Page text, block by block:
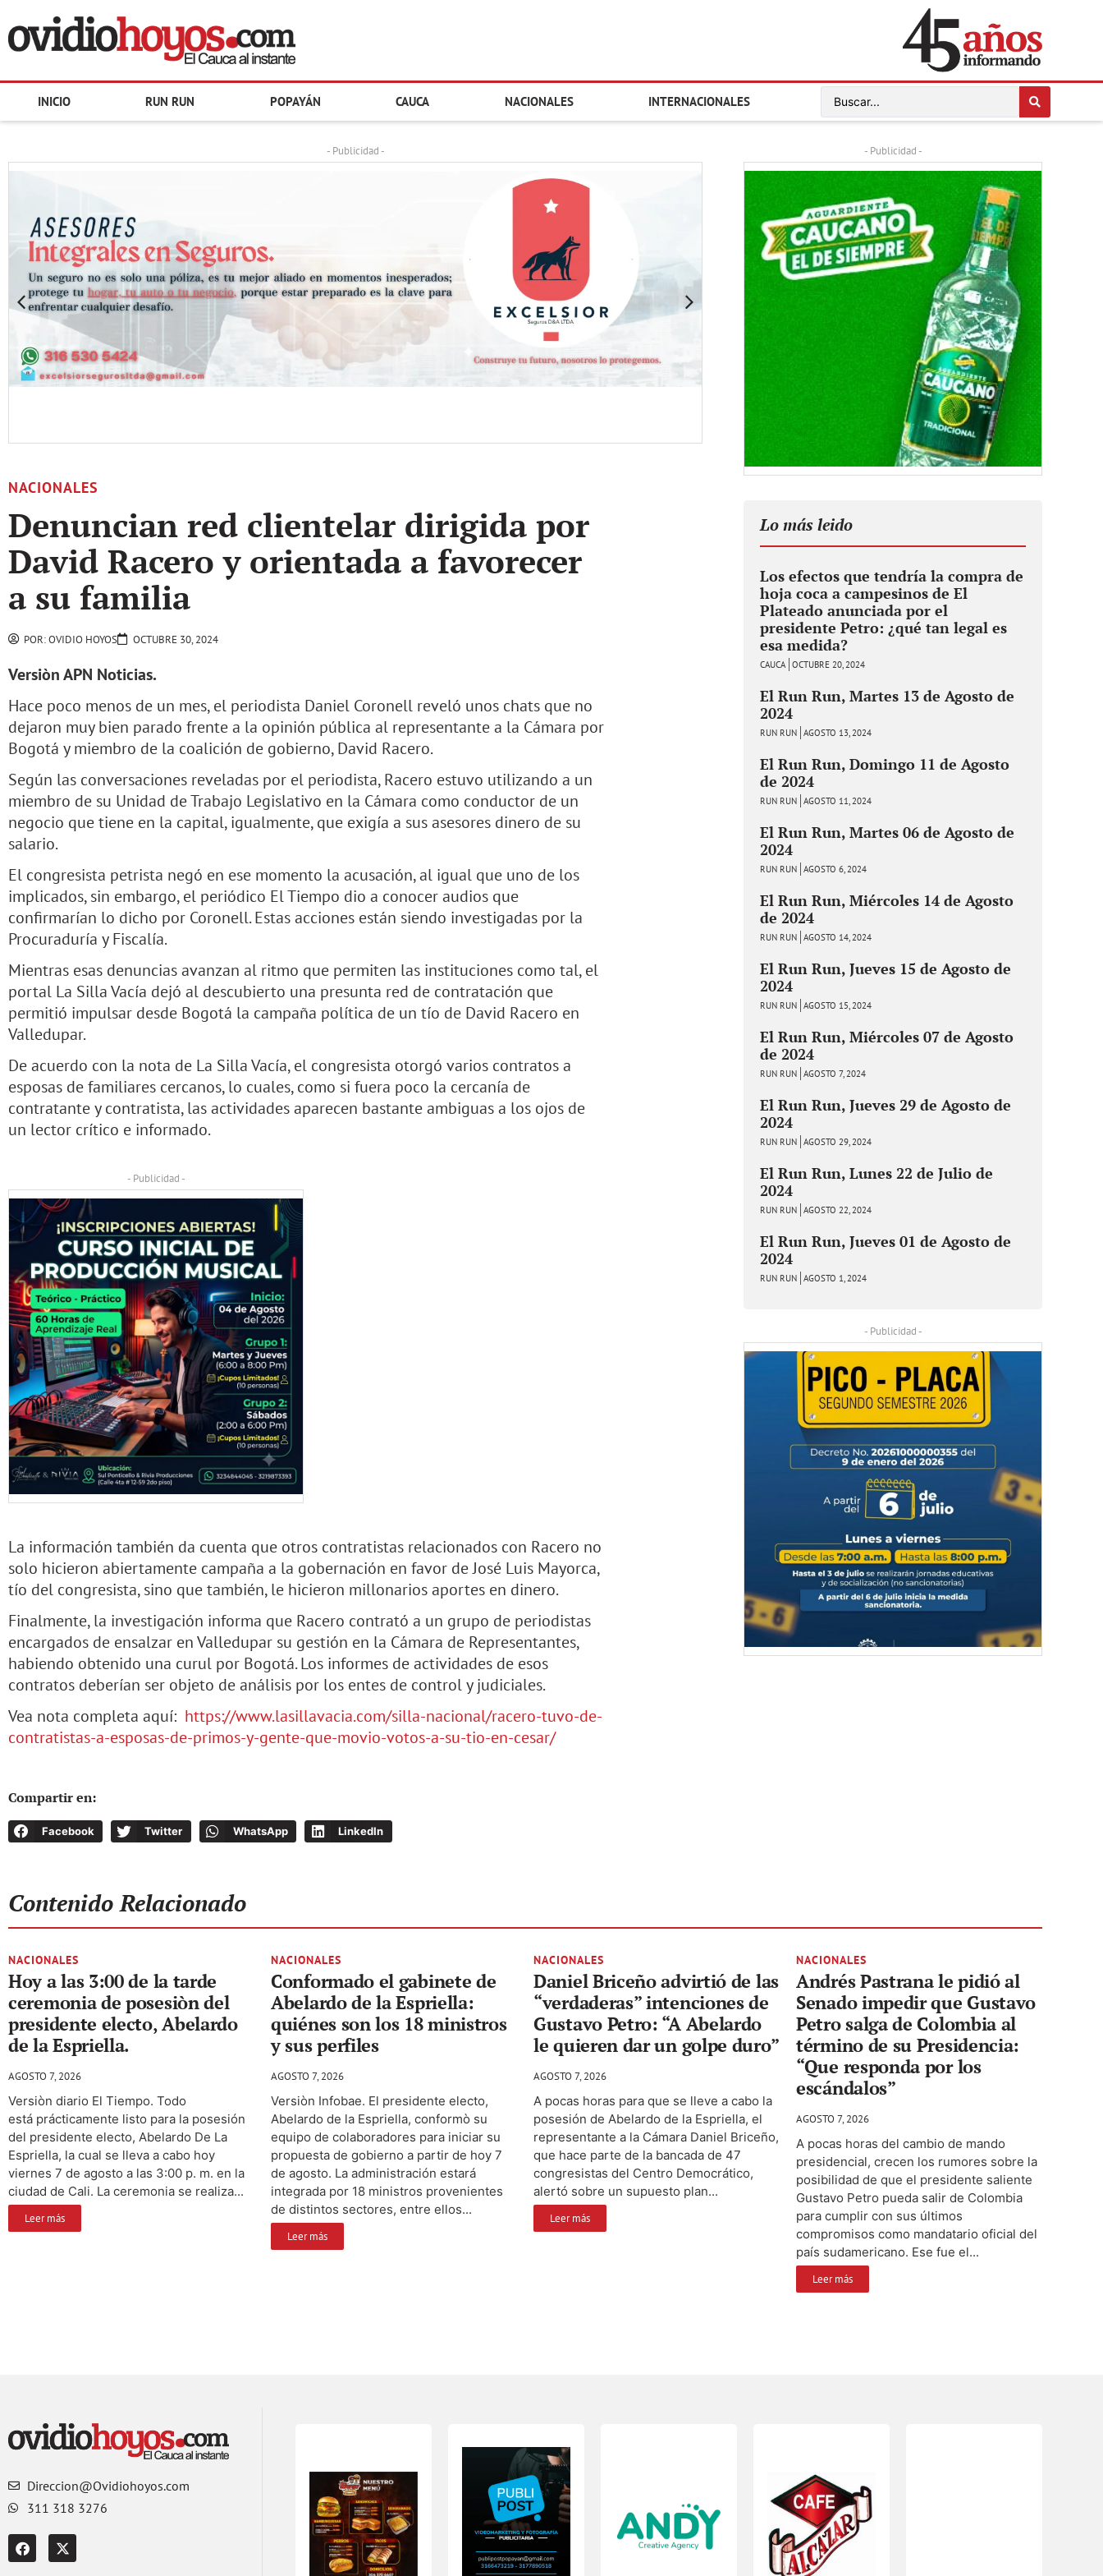
INICIO RUN RUN POPAYÁN CAUCA NACIONALES INTERNACIONALES
- Publicidad -
NACIONALES
Denuncian red clientelar dirigida por
David Racero y orientada a favorecer
a su familia
POR:OVIDIO HOYOS OCTUBRE 30, 2024
Versiòn APN Noticias.
Hace poco menos de un mes, el periodista Daniel Coronell reveló unos chats que no
dejaron muy bien parado frente a la opinión pública al representante a la Cámara por
Bogotá y miembro de la coalición de gobierno, David Racero.
Según las conversaciones reveladas por el periodista, Racero estuvo utilizando a un
miembro de su Unidad de Trabajo Legislativo en la Cámara como conductor de un
negocio que tiene en la capital, igualmente, que exigía a sus asesores dinero de su
salario.
El congresista petrista negó en ese momento la acusación, al igual que uno de los
implicados, sin embargo, el periódico El Tiempo dio a conocer audios que
confirmarían lo dicho por Coronell. Estas acciones están siendo investigadas por la
Procuraduría y Fiscalía.
Mientras esas denuncias avanzan al ritmo que permiten las instituciones como tal, el
portal La Silla Vacía dejó al descubierto una presunta red de contratación que
permitió impulsar desde Bogotá la campaña política de un tío de David Racero en
Valledupar.
De acuerdo con la nota de La Silla Vacía, el congresista otorgó varios contratos a
esposas de familiares cercanos, lo cuales, como si fuera poco la cercanía de
contratante y contratista, las actividades aparecen bastante ambiguas a los ojos de
un lector crítico e informado.
- Publicidad -
La información también da cuenta que otros contratistas relacionados con Racero no
solo hicieron abiertamente campaña a la gobernación en favor de José Luis Mayorca,
tío del congresista, sino que también, le hicieron millonarios aportes en dinero.
Finalmente, la investigación informa que Racero contrató a un grupo de periodistas
encargados de ensalzar en Valledupar su gestión en la Cámara de Representantes,
habiendo obtenido una curul por Bogotá. Los informes de actividades de esos
contratos deberían ser objeto de análisis por los entes de control y judiciales.
Vea nota completa aquí: https://www.lasillavacia.com/silla-nacional/racero-tuvo-de-
contratistas-a-esposas-de-primos-y-gente-que-movio-votos-a-su-tio-en-cesar/
Compartir en:
Facebook Twitter WhatsApp LinkedIn
- Publicidad -
Lo más leido
Los efectos que tendría la compra de
hoja coca a campesinos de El
Plateado anunciada por el
presidente Petro: ¿qué tan legal es
esa medida?
CAUCA OCTUBRE 20, 2024
El Run Run, Martes 13 de Agosto de
2024
RUN RUN AGOSTO 13, 2024
El Run Run, Domingo 11 de Agosto
de 2024
RUN RUN AGOSTO 11, 2024
El Run Run, Martes 06 de Agosto de
2024
RUN RUN AGOSTO 6, 2024
El Run Run, Miércoles 14 de Agosto
de 2024
RUN RUN AGOSTO 14, 2024
El Run Run, Jueves 15 de Agosto de
2024
RUN RUN AGOSTO 15, 2024
El Run Run, Miércoles 07 de Agosto
de 2024
RUN RUN AGOSTO 7, 2024
El Run Run, Jueves 29 de Agosto de
2024
RUN RUN AGOSTO 29, 2024
El Run Run, Lunes 22 de Julio de
2024
RUN RUN AGOSTO 22, 2024
El Run Run, Jueves 01 de Agosto de
2024
RUN RUN AGOSTO 1, 2024
- Publicidad -
Contenido Relacionado
NACIONALES
Hoy a las 3:00 de la tarde
ceremonia de posesiòn del
presidente electo, Abelardo
de la Espriella.
AGOSTO 7, 2026
Versiòn diario El Tiempo. Todo
está prácticamente listo para la posesión
del presidente electo, Abelardo De La
Espriella, la cual se lleva a cabo hoy
viernes 7 de agosto a las 3:00 p. m. en la
ciudad de Cali. La ceremonia se realiza...
Leer más
NACIONALES
Conformado el gabinete de
Abelardo de la Espriella:
quiénes son los 18 ministros
y sus perfiles
AGOSTO 7, 2026
Versiòn Infobae. El presidente electo,
Abelardo de la Espriella, conformò su
equipo de colaboradores para iniciar su
propuesta de gobierno a partir de hoy 7
de agosto. La administración estará
integrada por 18 ministros provenientes
de distintos sectores, entre ellos...
Leer más
NACIONALES
Daniel Briceño advirtió de las
“verdaderas” intenciones de
Gustavo Petro: “A Abelardo
le quieren dar un golpe duro”
AGOSTO 7, 2026
A pocas horas para que se lleve a cabo la
posesión de Abelardo de la Espriella, el
representante a la Cámara Daniel Briceño,
que hace parte de la bancada de 47
congresistas del Centro Democrático,
alertó sobre un supuesto plan...
Leer más
NACIONALES
Andrés Pastrana le pidió al
Senado impedir que Gustavo
Petro salga de Colombia al
término de su Presidencia:
“Que responda por los
escándalos”
AGOSTO 7, 2026
A pocas horas del cambio de mando
presidencial, crecen los rumores sobre la
posibilidad de que el presidente saliente
Gustavo Petro pueda salir de Colombia
para cumplir con sus últimos
compromisos como mandatario oficial del
país sudamericano. Ese fue el...
Leer más
Direccion@Ovidiohoyos.com
311 318 3276